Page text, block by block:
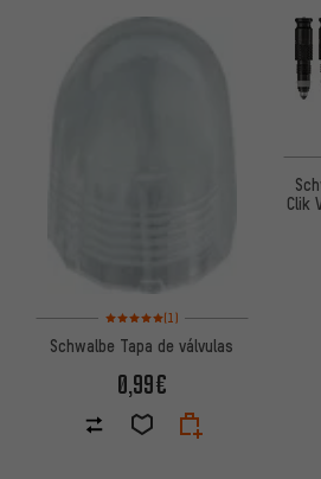
Valoración media: 5 de 5 basada en 1
(1)
Schwalbe Tapa de válvulas
0,99€
Clik